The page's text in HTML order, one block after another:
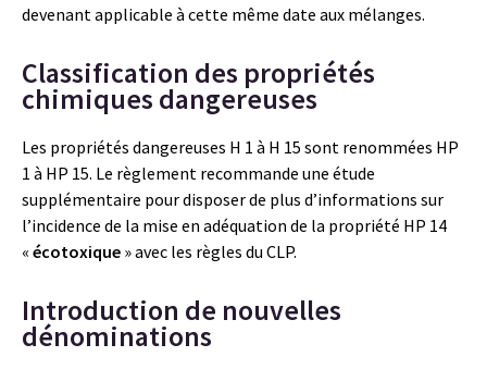
devenant applicable à cette même date aux mélanges.
Classification des propriétés
chimiques dangereuses
Les propriétés dangereuses H 1 à H 15 sont renommées HP
1 à HP 15. Le règlement recommande une étude
supplémentaire pour disposer de plus d’informations sur
l’incidence de la mise en adéquation de la propriété HP 14
« écotoxique » avec les règles du CLP.
Introduction de nouvelles
dénominations